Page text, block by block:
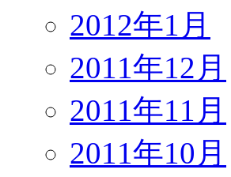
2012年1月
2011年12月
2011年11月
2011年10月